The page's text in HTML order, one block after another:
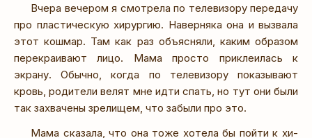
Вчера вечером я смотрела по телевизору передачу
про пластическую хирургию. Наверняка она и вызвала
этот кошмар. Там как раз объясняли, каким образом
перекраивают лицо. Мама просто приклеилась к
экрану. Обычно, когда по телевизору показывают
кровь, родители велят мне идти спать, но тут они были
так захвачены зрелищем, что забыли про это.
Мама сказала, что она тоже хотела бы пойти к хи-